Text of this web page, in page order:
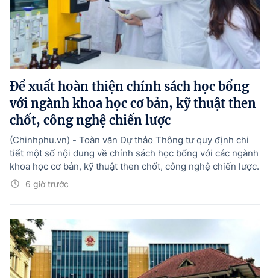
Đề xuất hoàn thiện chính sách học bổng
với ngành khoa học cơ bản, kỹ thuật then
chốt, công nghệ chiến lược
6 giờ trước
(Chinhphu.vn) - Toàn văn Dự thảo Thông tư quy định chi
tiết một số nội dung về chính sách học bổng với các ngành
khoa học cơ bản, kỹ thuật then chốt, công nghệ chiến lược.